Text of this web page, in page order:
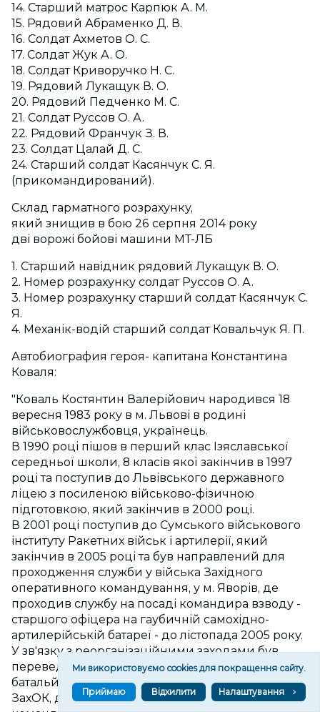
14. Старший матрос Карпюк А. М.
15. Рядовий Абраменко Д. В.
16. Солдат Ахметов О. С.
17. Солдат Жук А. О.
18. Солдат Криворучко Н. С.
19. Рядовий Лукащук В. О.
20. Рядовий Педченко М. С.
21. Солдат Руссов О. А.
22. Рядовий Франчук З. В.
23. Солдат Цалай Д. С.
24. Старший солдат Касянчук С. Я.
(прикомандирований).
Склад гарматного розрахунку,
який знищив в бою 26 серпня 2014 року
дві ворожі бойові машини МТ-ЛБ
1. Старший навідник рядовий Лукащук В. О.
2. Номер розрахунку солдат Руссов О. А.
3. Номер розрахунку старший солдат Касянчук С.
Я.
4. Механік-водій старший солдат Ковальчук Я. П.
Автобиография героя- капитана Константина
Коваля:
"Коваль Костянтин Валерійович народився 18
вересня 1983 року в м. Львові в родині
військовослужбовця, українець.
В 1990 році пішов в перший клас Ізяславської
середньої школи, 8 класів якої закінчив в 1997
році та поступив до Львівського державного
ліцею з посиленою військово-фізичною
підготовкою, який закінчив в 2000 році.
В 2001 році поступив до Сумського військового
інституту Ракетних військ і артилерії, який
закінчив в 2005 році та був направлений для
проходження служби у війська Західного
оперативного командування, у м. Яворів, де
проходив службу на посаді командира взводу -
старшого офіцера на гаубичній самохідно-
артилерійській батареї - до лістопада 2005 року.
У зв'язку з реорганізаційними заходами був
переведений в м. Львів до 10-го окремого
батальйону охорони та обслуговування штабу
ЗахОК, де проходив службу на посаді
Ми використовуємо cookies для покращення сайту.
Приймаю Відхилити Налаштування